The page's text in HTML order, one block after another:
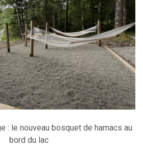
: le nouveau bosquet de hamacs au
bord du lac